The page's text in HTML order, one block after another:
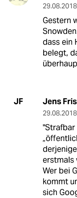
29.08.2018
Gestern
dass ein
belegt,
JF Jens
29.08.2018
"Strafbar
erstmals
Wer bei
kommt
sich